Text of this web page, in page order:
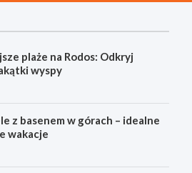
plaże na Rodos: Odkryj
wyspy
z basenem w górach – idealne
wakacje